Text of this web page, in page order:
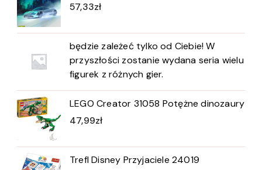
57,33zł
będzie zależeć tylko od Ciebie! W
przyszłości zostanie wydana seria wielu
figurek z różnych gier.
LEGO Creator 31058 Potężne dinozaury
47,99zł
Trefl Disney Przyjaciele 24019